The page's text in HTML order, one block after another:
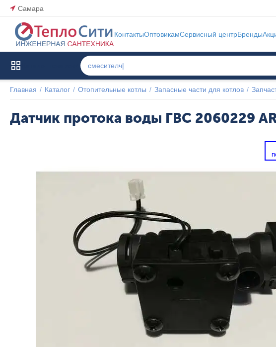
Самара
КонтактыОптовикамСервисный центрБренды
Главная / Каталог / Отопительные котлы / Запасные части для котлов /
Датчик протока воды ГВС 2060229